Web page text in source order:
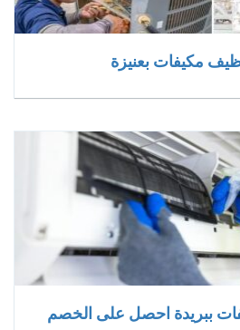
مكيفات بعنيزة
ببريدة احصل على الخصم